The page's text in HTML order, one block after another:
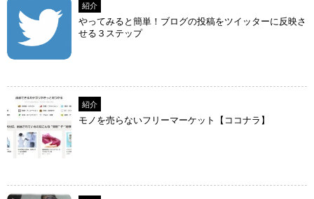
紹介
やってみると簡単！ブログの投稿をツイッターに反映さ
せる３ステップ
紹介
モノを売らないフリーマーケット【ココナラ】